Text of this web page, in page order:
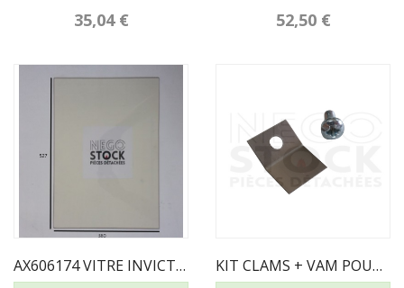
35,04 € 52,50 €
AX606174 VITRE INVICTA POUR POELE MODENA KIT CLAMS + VAM POUR FIXATION DE VITRE -...